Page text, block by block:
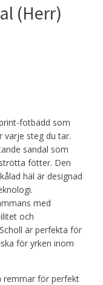
(Herr)
fotbädd som
varje steg du tar.
sandal som
fötter. Den
häl är designad
med
och
är perfekta för
för yrken inom
remmar för perfekt